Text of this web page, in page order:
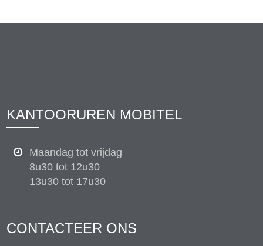
KANTOORUREN MOBITEL
Maandag tot vrijdag
8u30 tot 12u30
13u30 tot 17u30
CONTACTEER ONS